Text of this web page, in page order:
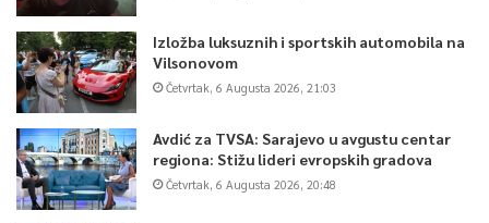
Izložba luksuznih i sportskih automobila na
Vilsonovom
Četvrtak, 6 Augusta 2026, 21:03
Avdić za TVSA: Sarajevo u avgustu centar
regiona: Stižu lideri evropskih gradova
Četvrtak, 6 Augusta 2026, 20:48